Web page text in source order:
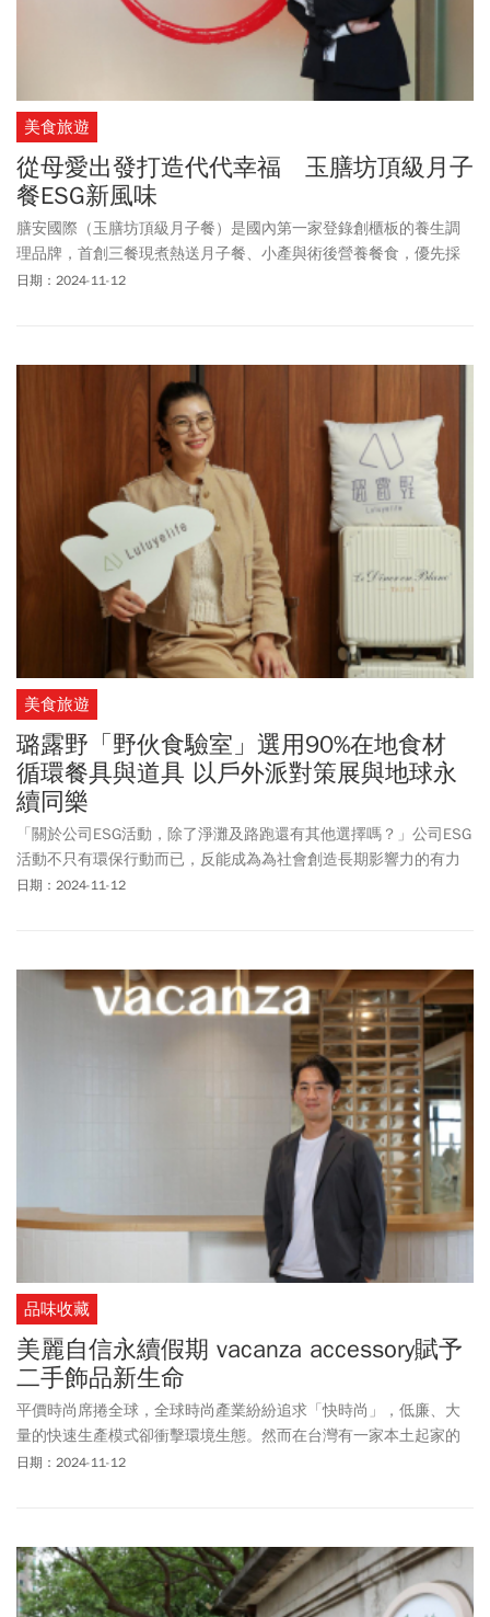
美食旅遊
從母愛出發打造代代幸福 玉膳坊頂級月子
餐ESG新風味
膳安國際（玉膳坊頂級月子餐）是國內第一家登錄創櫃板的養生調
理品牌，首創三餐現煮熱送月子餐、小產與術後營養餐食，優先採
購本地當令可溯源並符合動物福利標章的食材，使用陶瓷碗可回收
與對環境的責任，為營養餐食產業樹立ESG標竿。
日期：2024-11-12
美食旅遊
璐露野「野伙食驗室」選用90%在地食材
循環餐具與道具 以戶外派對策展與地球永
續同樂
「關於公司ESG活動，除了淨灘及路跑還有其他選擇嗎？」公司ESG
活動不只有環保行動而已，反能成為為社會創造長期影響力的有力
途徑！璐露野生活自許為戶外美學第一品牌，以永續的方式實現精
日期：2024-11-12
品味收藏
美麗自信永續假期 vacanza accessory賦予
二手飾品新生命
平價時尚席捲全球，全球時尚產業紛紛追求「快時尚」，低廉、大
量的快速生產模式卻衝擊環境生態。然而在台灣有一家本土起家的
飾品企業「假期國際（vacanza accessory）」卻反其道而行推動
日期：2024-11-12